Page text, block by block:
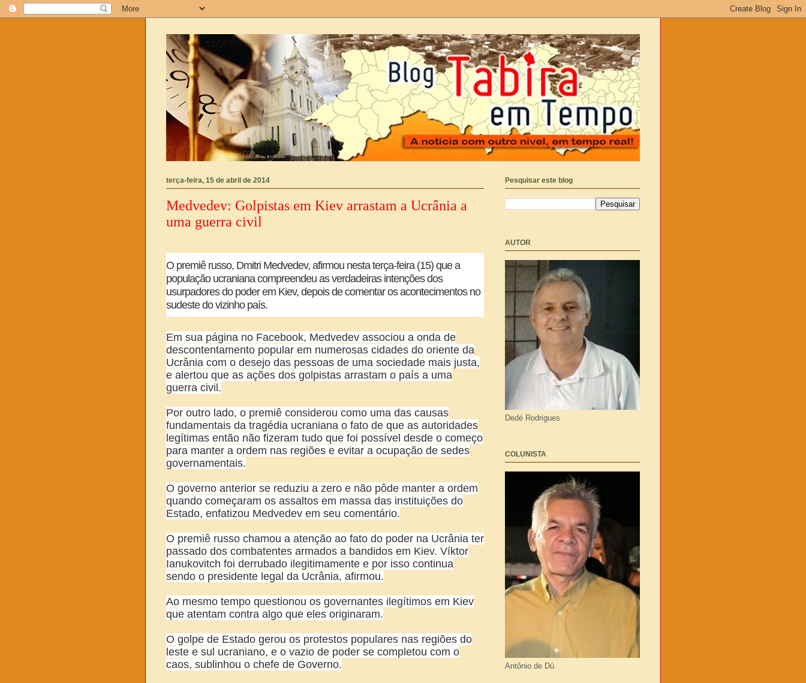
terça-feira, 15 de abril de 2014
Medvedev: Golpistas em Kiev arrastam a Ucrânia a
uma guerra civil
O premiê russo, Dmitri Medvedev, afirmou nesta terça-feira (15) que a
população ucraniana compreendeu as verdadeiras intenções dos
usurpadores do poder em Kiev, depois de comentar os acontecimentos no
sudeste do vizinho país.
Em sua página no Facebook, Medvedev associou a onda de
descontentamento popular em numerosas cidades do oriente da
Ucrânia com o desejo das pessoas de uma sociedade mais justa,
e alertou que as ações dos golpistas arrastam o país a uma
guerra civil.
Por outro lado, o premiê considerou como uma das causas
fundamentais da tragédia ucraniana o fato de que as autoridades
legítimas então não fizeram tudo que foi possível desde o começo
para manter a ordem nas regiões e evitar a ocupação de sedes
governamentais.
O governo anterior se reduziu a zero e não pôde manter a ordem
quando começaram os assaltos em massa das instituições do
Estado, enfatizou Medvedev em seu comentário.
O premiê russo chamou a atenção ao fato do poder na Ucrânia ter
passado dos combatentes armados a bandidos em Kiev. Víktor
Ianukovitch foi derrubado ilegitimamente e por isso continua
sendo o presidente legal da Ucrânia, afirmou.
Ao mesmo tempo questionou os governantes ilegítimos em Kiev
que atentam contra algo que eles originaram.
O golpe de Estado gerou os protestos populares nas regiões do
leste e sul ucraniano, e o vazio de poder se completou com o
caos, sublinhou o chefe de Governo.
Pesquisar este blog
AUTOR
Dedé Rodrigues
COLUNISTA
Antônio de Dú